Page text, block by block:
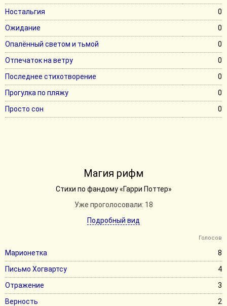
Ностальгия
0
Ожидание
0
Опалённый светом и тьмой
0
Отпечаток на ветру
0
Последнее стихотворение
0
Прогулка по пляжу
0
Просто сон
0
Магия рифм
Стихи по фандому «Гарри Поттер»
Уже проголосовали: 18
Подробный вид
Голосов
Марионетка
8
Письмо Хогвартсу
4
Отражение
3
Верность
2